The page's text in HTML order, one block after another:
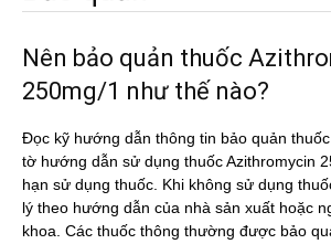
Nên bảo quản thuốc
250mg/1 như thế nào?
Đọc kỹ hướng dẫn thông tin bảo quản
tờ hướng dẫn sử dụng thuốc Azithromycin
hạn sử dụng thuốc. Khi không sử dụng
lý theo hướng dẫn của nhà sản xuất hoặc
khoa. Các thuốc thông thường được bảo